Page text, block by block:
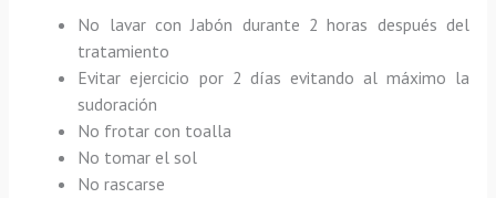
No lavar con Jabón durante 2 horas después del
tratamiento
Evitar ejercicio por 2 días evitando al máximo la
sudoración
No frotar con toalla
No tomar el sol
No rascarse